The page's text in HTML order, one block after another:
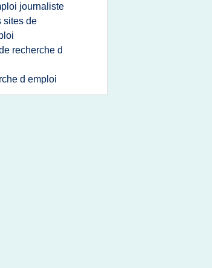
journaliste
sites de
recherche d
d emploi